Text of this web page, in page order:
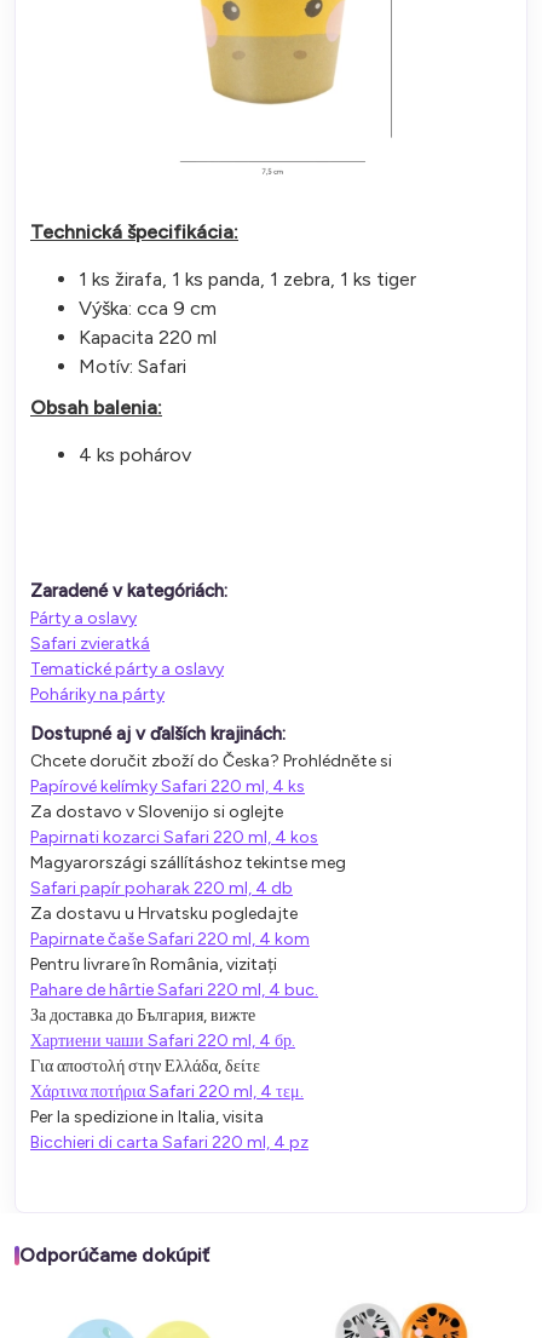
Technická špecifikácia:
1 ks žirafa, 1 ks panda, 1 zebra, 1 ks tiger
Výška: cca 9 cm
Kapacita 220 ml
Motív: Safari
Obsah balenia:
4 ks pohárov
Zaradené v kategóriách:
Párty a oslavy
Safari zvieratká
Tematické párty a oslavy
Poháriky na párty
Dostupné aj v ďalších krajinách:
Chcete doručit zboží do Česka? Prohlédněte si
Papírové kelímky Safari 220 ml, 4 ks
Za dostavo v Slovenijo si oglejte
Papirnati kozarci Safari 220 ml, 4 kos
Magyarországi szállításhoz tekintse meg
Safari papír poharak 220 ml, 4 db
Za dostavu u Hrvatsku pogledajte
Papirnate čaše Safari 220 ml, 4 kom
Pentru livrare în România, vizitați
Pahare de hârtie Safari 220 ml, 4 buc.
За доставка до България, вижте
Хартиени чаши Safari 220 ml, 4 бр.
Για αποστολή στην Ελλάδα, δείτε
Χάρτινα ποτήρια Safari 220 ml, 4 τεμ.
Per la spedizione in Italia, visita
Bicchieri di carta Safari 220 ml, 4 pz
Odporúčame dokúpiť